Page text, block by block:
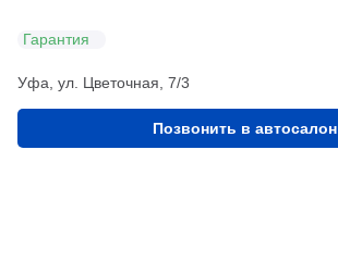
Гарантия
Уфа, ул. Цветочная, 7/3
Позвонить в автосалон